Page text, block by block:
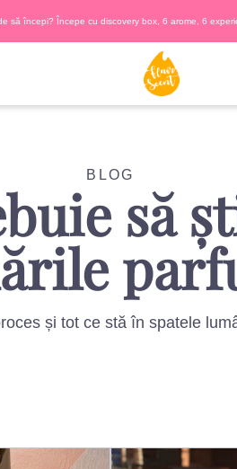
să începi? Începe cu discovery box, 6 arome, 6
BLOG
să
și tot ce stă în spatele